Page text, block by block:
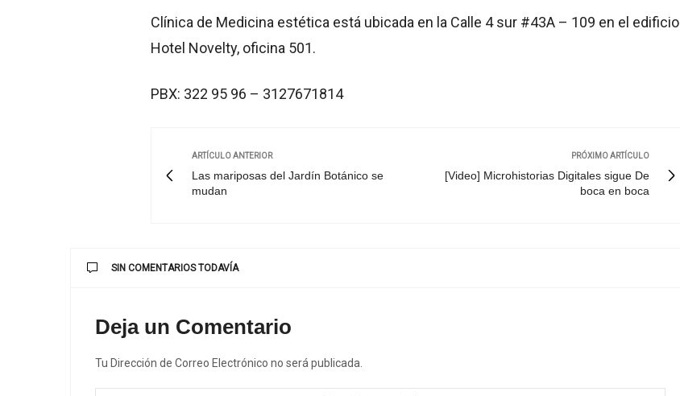
Clínica de Medicina estética está ubicada en la Calle 4 sur #43A – 109 en el edificio
Hotel Novelty, oficina 501.
PBX: 322 95 96 – 3127671814
ARTÍCULO ANTERIOR
Las mariposas del Jardín Botánico se
mudan
PRÓXIMO ARTÍCULO
[Video] Microhistorias Digitales sigue De
boca en boca
SIN COMENTARIOS TODAVÍA
Deja un Comentario
Tu Dirección de Correo Electrónico no será publicada.